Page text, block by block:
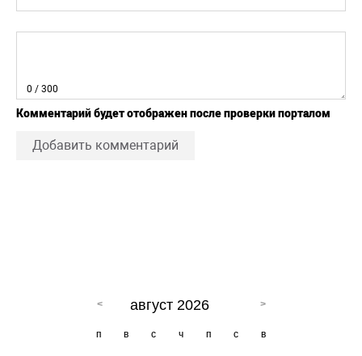
0 / 300
Комментарий будет отображен после проверки порталом
Добавить комментарий
август 2026
п в с ч п с в